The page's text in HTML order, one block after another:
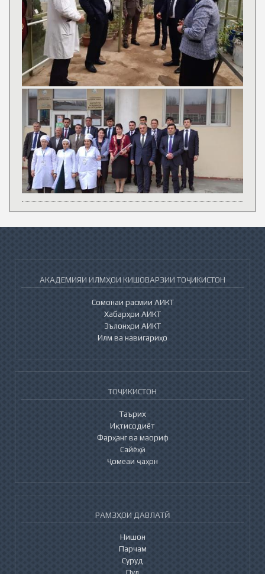
АКАДЕМИЯИ ИЛМҲОИ КИШОВАРЗИИ ТОҶИКИСТОН
Сомонаи расмии АИКТ
Хабарҳои АИКТ
Эълонҳои АИКТ
Илм ва навигариҳо
ТОҶИКИСТОН
Таърих
Иқтисодиёт
Фарҳанг ва маориф
Сайёҳӣ
Ҷомеаи ҷаҳон
РАМЗҲОИ ДАВЛАТӢ
Нишон
Парчам
Суруд